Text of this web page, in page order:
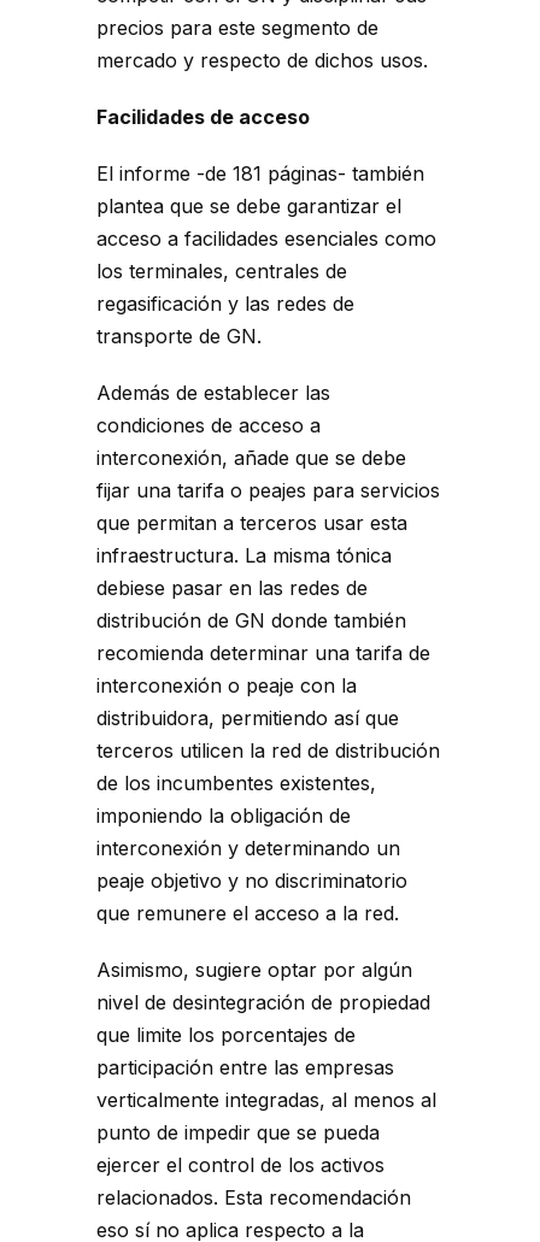
precios para este segmento de
mercado y respecto de dichos usos.
Facilidades de acceso
El informe -de 181 páginas- también
plantea que se debe garantizar el
acceso a facilidades esenciales como
los terminales, centrales de
regasificación y las redes de
transporte de GN.
Además de establecer las
condiciones de acceso a
interconexión, añade que se debe
fijar una tarifa o peajes para servicios
que permitan a terceros usar esta
infraestructura. La misma tónica
debiese pasar en las redes de
distribución de GN donde también
recomienda determinar una tarifa de
interconexión o peaje con la
distribuidora, permitiendo así que
terceros utilicen la red de distribución
de los incumbentes existentes,
imponiendo la obligación de
interconexión y determinando un
peaje objetivo y no discriminatorio
que remunere el acceso a la red.
Asimismo, sugiere optar por algún
nivel de desintegración de propiedad
que limite los porcentajes de
participación entre las empresas
verticalmente integradas, al menos al
punto de impedir que se pueda
ejercer el control de los activos
relacionados. Esta recomendación
eso sí no aplica respecto a la